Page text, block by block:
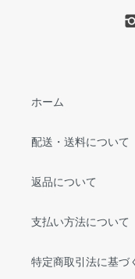
ホーム
配送・送料について
返品について
支払い方法について
特定商取引法に基づ